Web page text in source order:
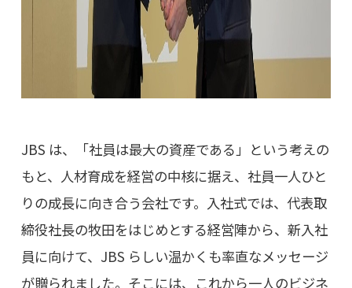
JBS は、「社員は最大の資産である」という考えの
もと、人材育成を経営の中核に据え、社員一人ひと
りの成長に向き合う会社です。入社式では、代表取
締役社長の牧田をはじめとする経営陣から、新入社
員に向けて、JBS らしい温かくも率直なメッセージ
が贈られました。そこには、これから一人のビジネ